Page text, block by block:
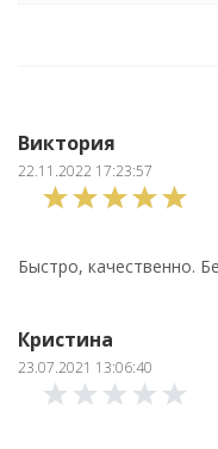
Виктория
22.11.2022 17:23:57
Быстро, качественно.
Кристина
23.07.2021 13:06:40